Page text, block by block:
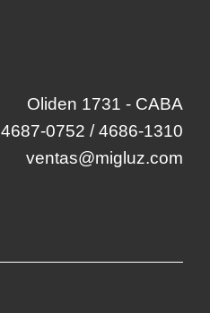
Oliden 1731 - CABA
4687-0752 / 4686-1310
ventas@migluz.com